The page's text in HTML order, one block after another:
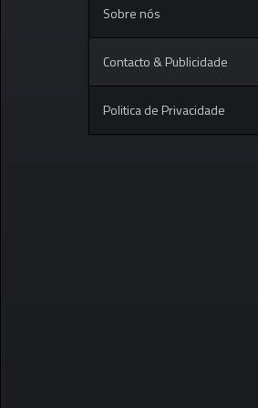
Sobre nós
Contacto & Publicidade
Politica de Privacidade